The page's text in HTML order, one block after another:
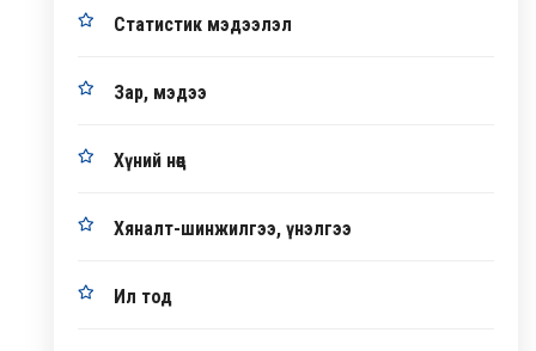
Статистик мэдээлэл
Зар, мэдээ
Хүний нөөц
Хяналт-шинжилгээ, үнэлгээ
Ил тод